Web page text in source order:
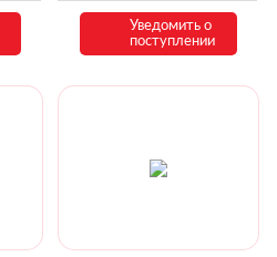
Уведомить о
поступлении